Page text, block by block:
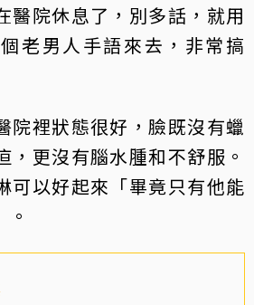
醫院休息了，別多話，就用
老男人手語來去，非常搞
院裡狀態很好，臉既沒有蠟
，更沒有腦水腫和不舒服。
可以好起來「畢竟只有他能